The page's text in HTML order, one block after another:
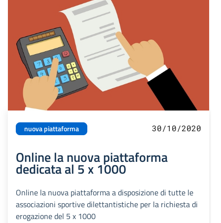
nuova piattaforma 30/10/2020
Online la nuova piattaforma
dedicata al 5 x 1000
Online la nuova piattaforma a disposizione di tutte le
associazioni sportive dilettantistiche per la richiesta di
erogazione del 5 x 1000